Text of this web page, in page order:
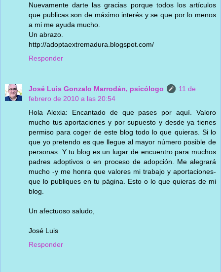
Nuevamente darte las gracias porque todos los artículos
que publicas son de máximo interés y se que por lo menos
a mi me ayuda mucho.
Un abrazo.
http://adoptaextremadura.blogspot.com/
Responder
José Luis Gonzalo Marrodán, psicólogo
11 de
febrero de 2010 a las 20:54
Hola Alexia: Encantado de que pases por aquí. Valoro
mucho tus aportaciones y por supuesto y desde ya tienes
permiso para coger de este blog todo lo que quieras. Si lo
que yo pretendo es que llegue al mayor número posible de
personas. Y tu blog es un lugar de encuentro para muchos
padres adoptivos o en proceso de adopción. Me alegrará
mucho -y me honra que valores mi trabajo y aportaciones-
que lo publiques en tu página. Esto o lo que quieras de mi
blog.
Un afectuoso saludo,
José Luis
Responder